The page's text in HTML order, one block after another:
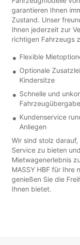
garantieren Ihnen
Zustand. Unser
Ihnen jederzeit zur
richtigen Fahrzeugs
Flexible
Optionale
Kindersitze
Schnelle und
Fahrzeugübergabe
Kundenservice
Anliegen
Wir sind stolz
Service zu bieten
Mietwagenerlebnis
MASSY HBF für Ihre
genießen Sie die
Ihnen bietet.